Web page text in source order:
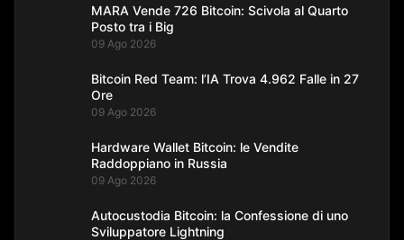
MARA Vende 726 Bitcoin: Scivola al Quarto
Posto tra i Big
09 Ago 2026
Bitcoin Red Team: l’IA Trova 4.962 Falle in 27
Ore
09 Ago 2026
Hardware Wallet Bitcoin: le Vendite
Raddoppiano in Russia
09 Ago 2026
Autocustodia Bitcoin: la Confessione di uno
Sviluppatore Lightning